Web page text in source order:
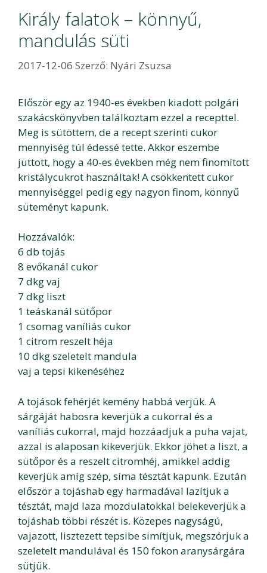
Király falatok – könnyű,
mandulás süti
2017-12-06 Szerző: Nyári Zsuzsa
Először egy az 1940-es években kiadott polgári
szakácskönyvben találkoztam ezzel a recepttel.
Meg is sütöttem, de a recept szerinti cukor
mennyiség túl édessé tette. Akkor eszembe
juttott, hogy a 40-es években még nem finomított
kristálycukrot használtak! A csökkentett cukor
mennyiséggel pedig egy nagyon finom, könnyű
süteményt kapunk.
Hozzávalók:
6 db tojás
8 evőkanál cukor
7 dkg vaj
7 dkg liszt
1 teáskanál sütőpor
1 csomag vaníliás cukor
1 citrom reszelt héja
10 dkg szeletelt mandula
vaj a tepsi kikenéséhez
A tojások fehérjét kemény habbá verjük. A
sárgáját habosra keverjük a cukorral és a
vaníliás cukorral, majd hozzáadjuk a puha vajat,
azzal is alaposan kikeverjük. Ekkor jöhet a liszt, a
sütőpor és a reszelt citromhéj, amikkel addig
keverjük amíg szép, síma tésztát kapunk. Ezután
először a tojáshab egy harmadával lazítjuk a
tésztát, majd laza mozdulatokkal belekeverjük a
tojáshab többi részét is. Közepes nagyságú,
vajazott, lisztezett tepsibe simítjuk, megszórjuk a
szeletelt mandulával és 150 fokon aranysárgára
sütjük.